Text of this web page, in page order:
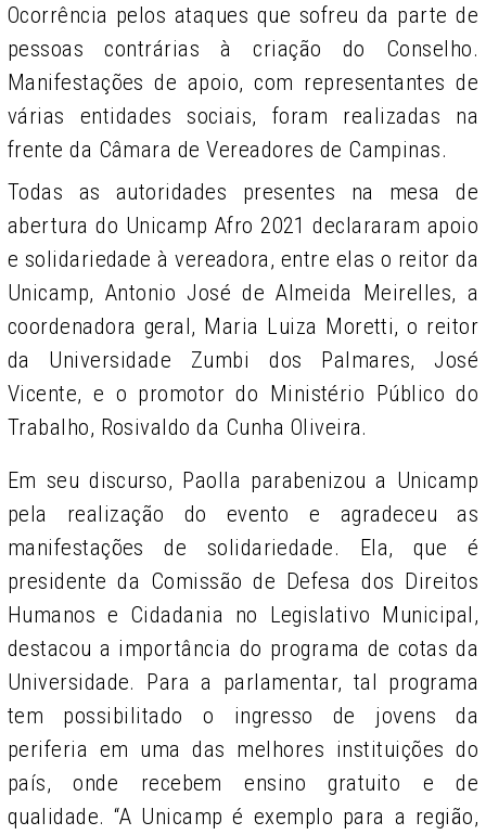
Ocorrência pelos ataques que sofreu da parte de
pessoas contrárias à criação do Conselho.
Manifestações de apoio, com representantes de
várias entidades sociais, foram realizadas na
frente da Câmara de Vereadores de Campinas.
Todas as autoridades presentes na mesa de
abertura do Unicamp Afro 2021 declararam apoio
e solidariedade à vereadora, entre elas o reitor da
Unicamp, Antonio José de Almeida Meirelles, a
coordenadora geral, Maria Luiza Moretti, o reitor
da Universidade Zumbi dos Palmares, José
Vicente, e o promotor do Ministério Público do
Trabalho, Rosivaldo da Cunha Oliveira.
Em seu discurso, Paolla parabenizou a Unicamp
pela realização do evento e agradeceu as
manifestações de solidariedade. Ela, que é
presidente da Comissão de Defesa dos Direitos
Humanos e Cidadania no Legislativo Municipal,
destacou a importância do programa de cotas da
Universidade. Para a parlamentar, tal programa
tem possibilitado o ingresso de jovens da
periferia em uma das melhores instituições do
país, onde recebem ensino gratuito e de
qualidade. “A Unicamp é exemplo para a região,